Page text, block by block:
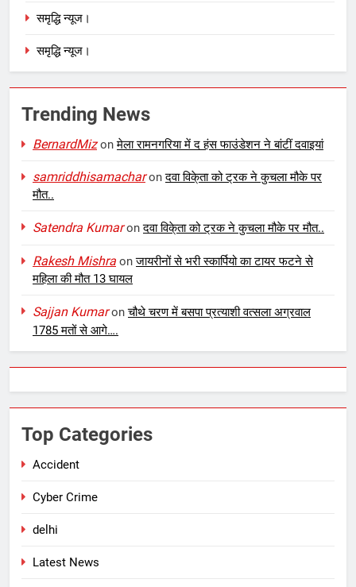
समृद्धि न्यूज।
समृद्धि न्यूज।
Trending News
BernardMizonमेला रामनगरिया में द हंस फाउंडेशन ने बांटीं दवाइयां
samriddhisamacharonदवा विके्ता को ट्रक ने कुचला मौके पर
मौत..
Satendra Kumaronदवा विके्ता को ट्रक ने कुचला मौके पर मौत..
Rakesh Mishra onजायरीनों से भरी स्कार्पियो का टायर फटने से
महिला की मौत 13 घायल
Sajjan Kumaronचौथे चरण में बसपा प्रत्याशी वत्सला अग्रवाल
1785 मतों से आगे….
Top Categories
Accident
Cyber Crime
delhi
Latest News